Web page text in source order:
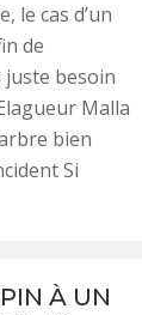
le cas d’un
de
juste besoin
Malla
bien
Si
À UN